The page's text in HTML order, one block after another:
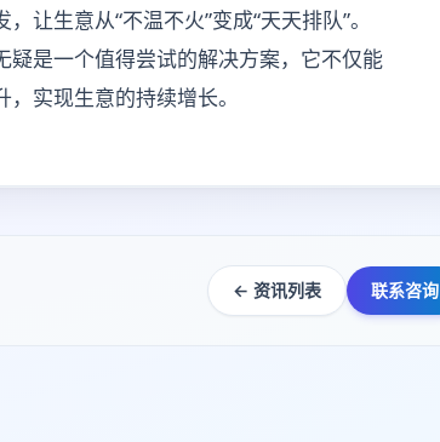
让生意从“不温不火”变成“天天排队”。
是一个值得尝试的解决方案，它不仅能
实现生意的持续增长。
← 资讯列表 联系咨询